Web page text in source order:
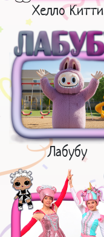
Хелло Китти
Лабубу